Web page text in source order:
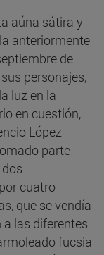
aúna sátira y
anteriormente
de
personajes,
luz en la
en cuestión,
López
parte
cuatro
que se vendía
a las diferentes
fucsia